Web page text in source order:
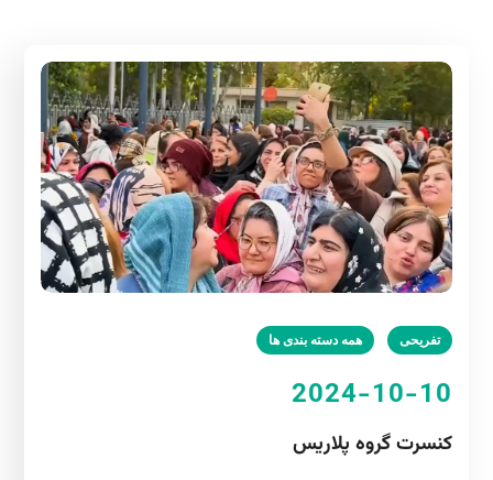
تفریحی همه دسته بندی ها
2024-10-10
کنسرت گروه پلاریس